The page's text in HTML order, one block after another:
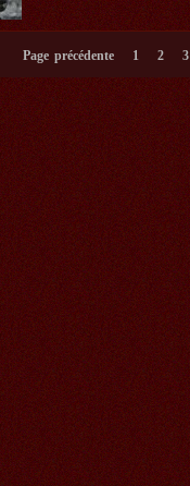
Page précédente 1 2 3